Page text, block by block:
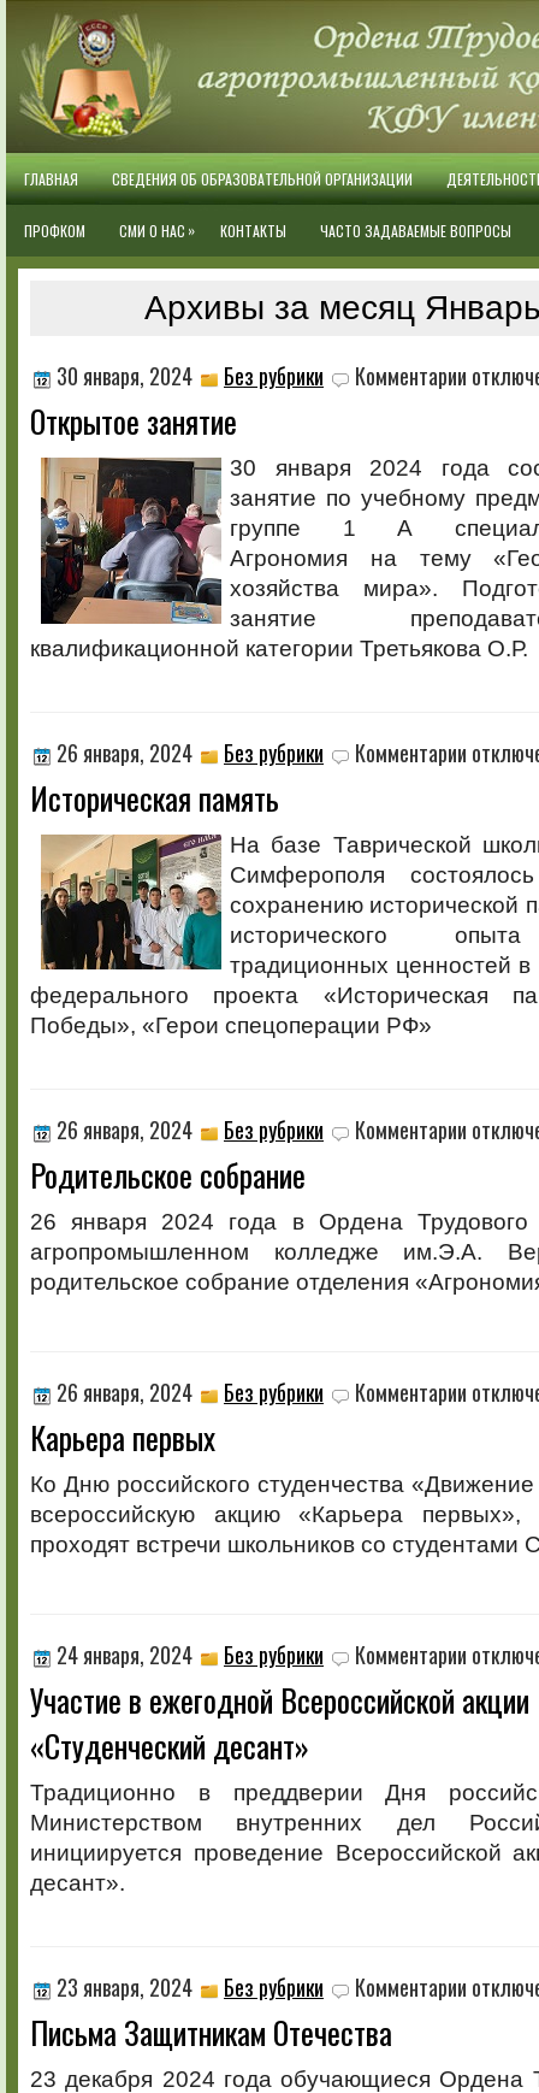
ГЛАВНАЯ СВЕДЕНИЯ ОБ ОБРАЗОВАТЕЛЬНОЙ ОРГАНИЗАЦИИ
ПРОФКОМ СМИ О НАС » КОНТАКТЫ ЧАСТО ЗАДАВАЕМЫЕ ВОПРОСЫ
Архивы за месяц
30 января, 2024 Без рубрики Комментарии записи
Открытое занятие
30 января 2024 года
занятие по учебному
группе 1 А
Агрономия на тему
хозяйства мира».
занятие
квалификационной категории Третьякова О.Р.
26 января, 2024 Без рубрики Комментарии записи
Историческая память
На базе Таврической
Симферополя
сохранению исторической
исторического
традиционных ценностей
федерального проекта «Историческая
Победы», «Герои спецоперации РФ»
26 января, 2024 Без рубрики Комментарии записи
Родительское собрание
26 января 2024 года в Ордена Трудового
агропромышленном колледже им.Э.А.
родительское собрание отделения
26 января, 2024 Без рубрики Комментарии записи
Карьера первых
Ко Дню российского студенчества
всероссийскую акцию «Карьера
проходят встречи школьников со
24 января, 2024 Без рубрики Комментарии записи
Участие
в
МВД
России
десант»
Участие в ежегодной Всероссийской
«Студенческий десант»
Традиционно в преддверии Дня
Министерством внутренних дел
инициируется проведение Всероссийской
десант».
23 января, 2024 Без рубрики Комментарии записи
Письма Защитникам Отечества
23 декабря 2024 года обучающиеся Ордена